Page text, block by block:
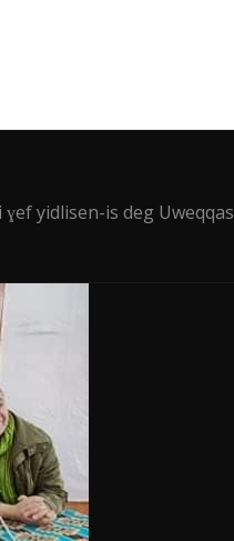
yidlisen-is deg Uweqqas